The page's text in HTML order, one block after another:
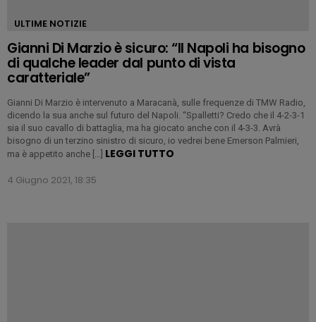
ULTIME NOTIZIE
Gianni Di Marzio è sicuro: “Il Napoli ha bisogno
di qualche leader dal punto di vista
caratteriale”
Gianni Di Marzio è intervenuto a Maracanà, sulle frequenze di TMW Radio,
dicendo la sua anche sul futuro del Napoli. “Spalletti? Credo che il 4-2-3-1
sia il suo cavallo di battaglia, ma ha giocato anche con il 4-3-3. Avrà
bisogno di un terzino sinistro di sicuro, io vedrei bene Emerson Palmieri,
ma è appetito anche […] LEGGI TUTTO
4 Giugno 2021, 18:35